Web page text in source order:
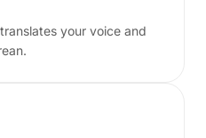
your voice and